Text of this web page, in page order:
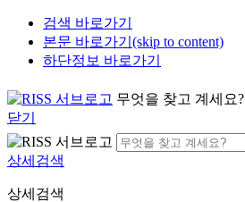
검색 바로가기
본문 바로가기(skip to content)
하단정보 바로가기
무엇을 찾고 계세요?
닫기
상세검색
상세검색